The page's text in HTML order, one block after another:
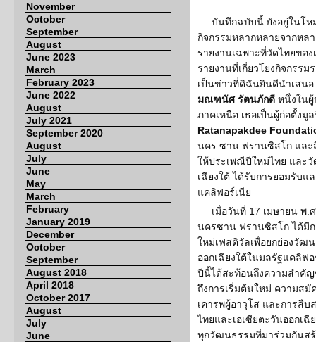
November
October
September
August
June 2023
March
February 2023
June 2022
August
July 2021
September 2020
August
July
June
May
March
February
January 2019
December
October
September
August 2018
April 2018
October 2017
August
July
June
บันทึกฉบับนี้ ยังอยู่ในโห
กิจกรรมหลากหลายจากหล
รายงานเฉพาะที่วัดไทยขอ
รายงานที่เกี่ยวโยงกิจกรรม
เป็นข่าวที่ดิฉันยินดีนำเส
มณฑนัศ รัตนภักดี หนึ่งใน
ภาคเหนือ เธอเป็นผู้ก่อตั้งมู
Ratanapakdee
นคร ซาน ฟรานซิสโก และ
ให้ประเพณีปีใหม่ไทย และ
เฉียงใต้ ได้รับการยอมรับแ
แคลิฟอร์เนีย
เมื่อวันที่ 17 เมษายน พ.
นครซาน ฟรานซิสโก ได้มี
ใหม่เฟสติวัลเพื่อยกย่องวัฒ
ออกเฉียงใต้ในมลรัฐแคลิฟ
ปีนี้ได้สะท้อนถึงความสำคั
ถึงการเริ่มต้นใหม่ ความส
เคารพผู้อาวุโส และการสื
ไทยและเอเซียตะวันออกเ
ทุกวัฒนธรรมที่มาร่วมกันส